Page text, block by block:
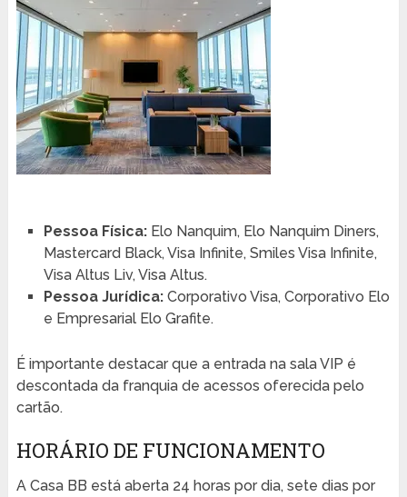
Pessoa Física:Elo Nanquim, Elo Nanquim Diners,
Mastercard Black, Visa Infinite, Smiles Visa Infinite,
Visa Altus Liv, Visa Altus.
Pessoa Jurídica:Corporativo Visa, Corporativo Elo
e Empresarial Elo Grafite.
É importante destacar que a entrada na sala VIP é
descontada da franquia de acessos oferecida pelo
cartão.
HORÁRIO DE FUNCIONAMENTO
A Casa BB está aberta 24 horas por dia, sete dias por